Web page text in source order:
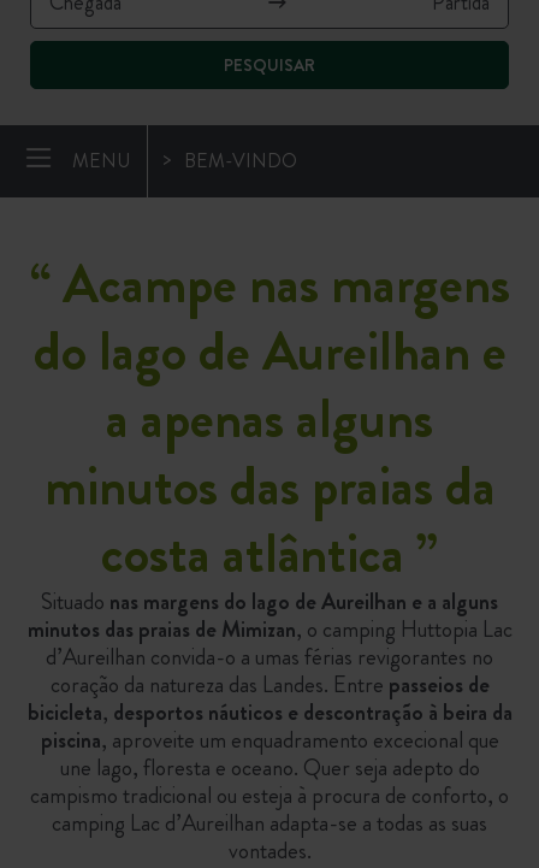
PESQUISAR
MENU BEM-VINDO
“ Acampe nas margens
do lago de Aureilhan e
a apenas alguns
minutos das praias da
costa atlântica ”
Situado nas margens do lago de Aureilhan e a alguns
minutos das praias de Mimizan, o camping Huttopia Lac
d’Aureilhan convida-o a umas férias revigorantes no
coração da natureza das Landes. Entre passeios de
bicicleta, desportos náuticos e descontração à beira da
piscina, aproveite um enquadramento excecional que
une lago, floresta e oceano. Quer seja adepto do
campismo tradicional ou esteja à procura de conforto, o
camping Lac d’Aureilhan adapta-se a todas as suas
vontades.